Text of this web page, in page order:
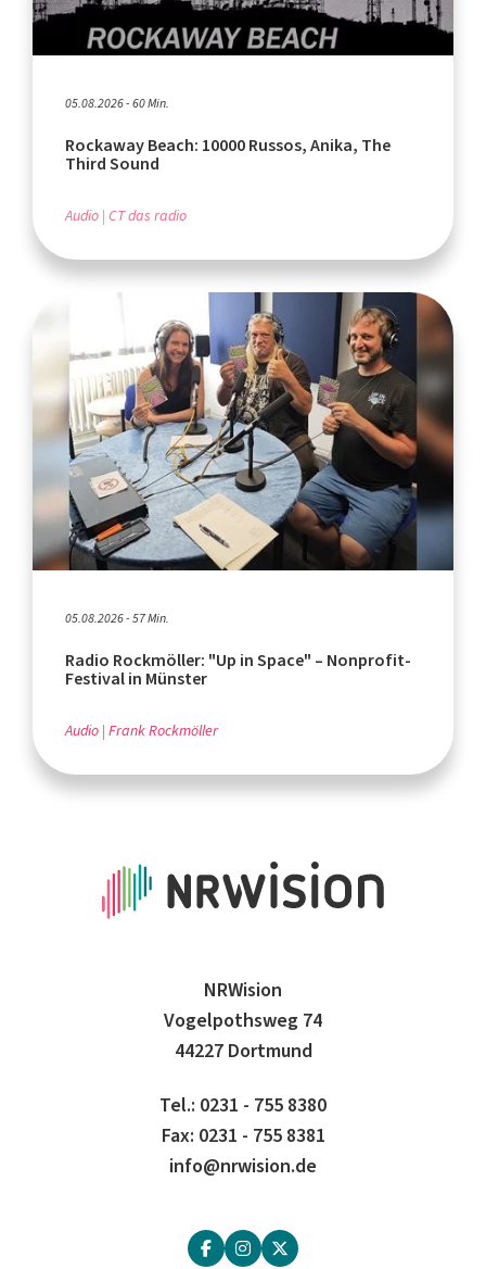
05.08.2026 - 60 Min.
Rockaway Beach: 10000 Russos, Anika, The
Third Sound
Audio CT das radio
05.08.2026 - 57 Min.
Radio Rockmöller: "Up in Space" – Nonprofit-
Festival in Münster
Audio Frank Rockmöller
NRWision
Vogelpothsweg 74
44227 Dortmund
Tel.: 0231 - 755 8380
Fax: 0231 - 755 8381
info@nrwision.de